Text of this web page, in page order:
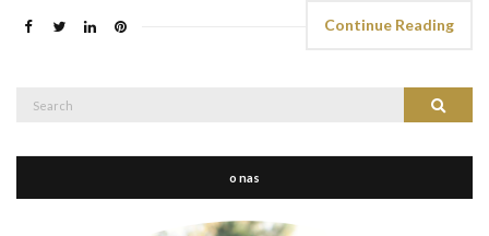
Continue Reading
Search
Search
o nas